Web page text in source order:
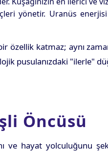
yönetir. Uranüs
özellik katmaz; aynı
pusulanızdaki "ilerle"
Öncüsü
ve hayat yolculuğunu